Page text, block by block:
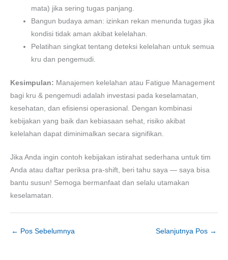
mata) jika sering tugas panjang.
Bangun budaya aman: izinkan rekan menunda tugas jika
kondisi tidak aman akibat kelelahan.
Pelatihan singkat tentang deteksi kelelahan untuk semua
kru dan pengemudi.
Kesimpulan: Manajemen kelelahan atau Fatigue Management
bagi kru & pengemudi adalah investasi pada keselamatan,
kesehatan, dan efisiensi operasional. Dengan kombinasi
kebijakan yang baik dan kebiasaan sehat, risiko akibat
kelelahan dapat diminimalkan secara signifikan.
Jika Anda ingin contoh kebijakan istirahat sederhana untuk tim
Anda atau daftar periksa pra-shift, beri tahu saya — saya bisa
bantu susun! Semoga bermanfaat dan selalu utamakan
keselamatan.
← Pos Sebelumnya Selanjutnya Pos →